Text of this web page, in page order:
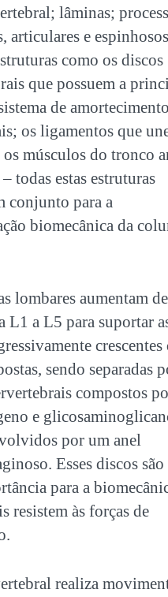
lâminas;
articulares e
como os discos
que possuem a
de
os ligamentos que
os músculos do tronco
todas estas estruturas
conjunto para a
biomecânica da
lombares aumentam de
L1 a L5 para suportar
crescentes
sendo separadas
compostos
e
por um anel
Esses discos são
para a
resistem às forças de
realiza